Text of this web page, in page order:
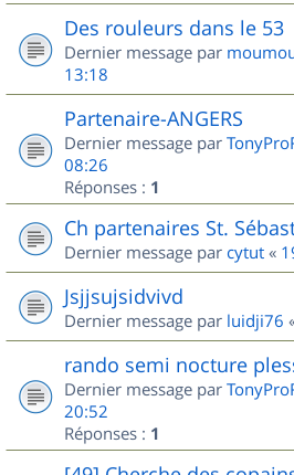
Des rouleurs dans le 53
Dernier message par
13:18
Partenaire-ANGERS
Dernier message par
08:26
Réponses : 1
Ch partenaires St.
Dernier message par cytut «
Jsjjsujsidvivd
Dernier message par luidji76
rando semi nocture
Dernier message par
20:52
Réponses : 1